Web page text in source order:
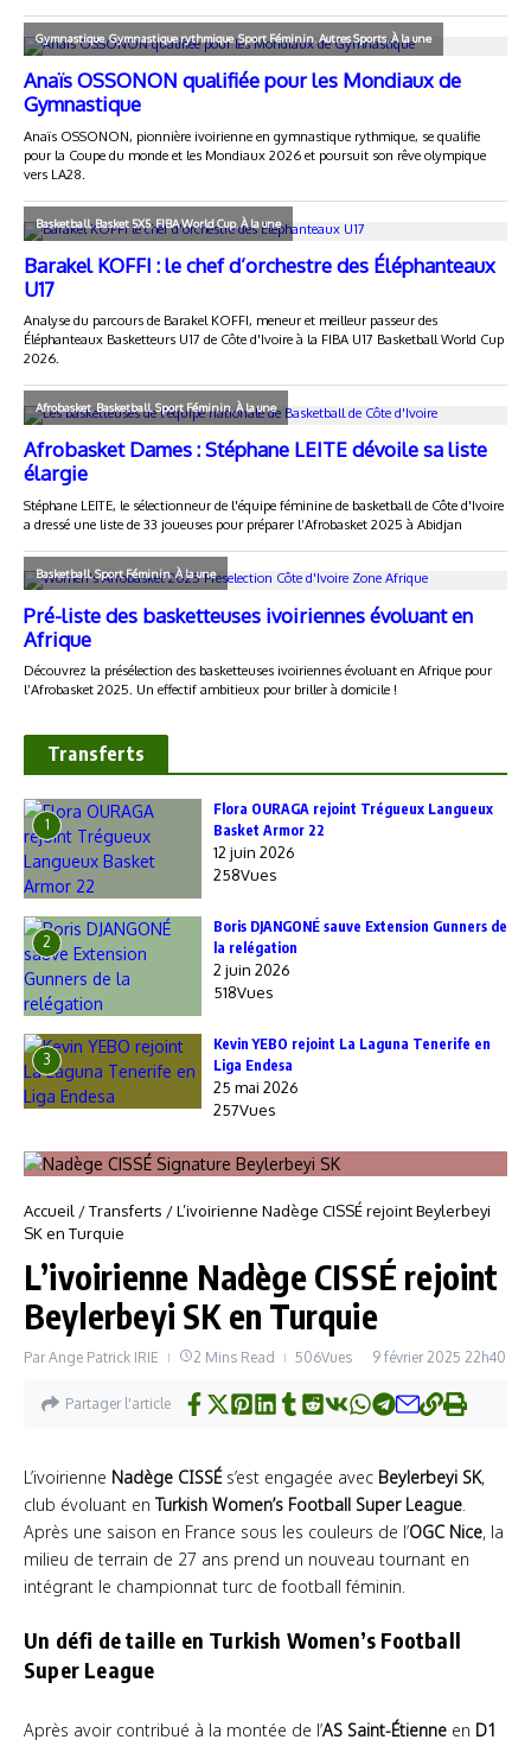
Transferts
1
Flora OURAGA rejoint Trégueux Langueux
Basket Armor 22
12 juin 2026
258Vues
2
Boris DJANGONÉ sauve Extension Gunners de
la relégation
2 juin 2026
518Vues
3
Kevin YEBO rejoint La Laguna Tenerife en
Liga Endesa
25 mai 2026
257Vues
Accueil /Transferts /L’ivoirienne Nadège CISSÉ rejoint Beylerbeyi
SK en Turquie
L’ivoirienne Nadège CISSÉ rejoint
Beylerbeyi SK en Turquie
ParAnge Patrick IRIE 2 Mins Read 506Vues 9 février 2025 22h40
Partager l'article
L’ivoirienne Nadège CISSÉs’est engagée avec Beylerbeyi SK,
club évoluant enTurkish Women’s Football Super League.
Après une saison en France sous les couleurs de l’OGC Nice, la
milieu de terrain de 27 ans prend un nouveau tournant en
intégrant le championnat turc de football féminin.
Un défi de taille en Turkish Women’s Football
Super League
Après avoir contribué à la montée de l’AS Saint-Étienne en D1